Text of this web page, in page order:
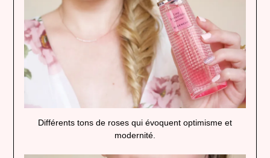
Différents tons de roses qui évoquent optimisme et
modernité.